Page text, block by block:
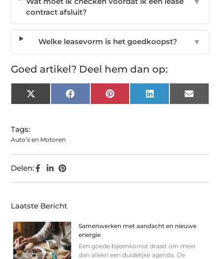
contract afsluit?
Welke leasevorm is het goedkoopst? ▼
Goed artikel? Deel hem dan op:
X
(Twitter)
FacebookPinterest LinkedIn Email
Tags:
Auto’s en Motoren
Delen:
Laatste Bericht
Samenwerken met aandacht en nieuwe
energie
Een goede bijeenkomst draait om meer
dan alleen een duidelijke agenda. De